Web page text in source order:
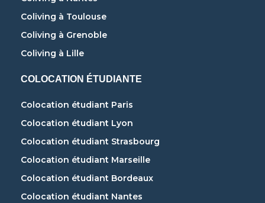
Coliving à Toulouse
Coliving à Grenoble
Coliving à Lille
COLOCATION ÉTUDIANTE
Colocation étudiant Paris
Colocation étudiant Lyon
Colocation étudiant Strasbourg
Colocation étudiant Marseille
Colocation étudiant Bordeaux
Colocation étudiant Nantes